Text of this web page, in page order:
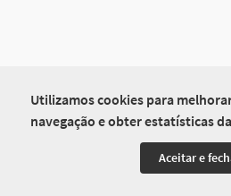
Utilizamos cookies para
navegação e obter estatísticas
Aceitar e